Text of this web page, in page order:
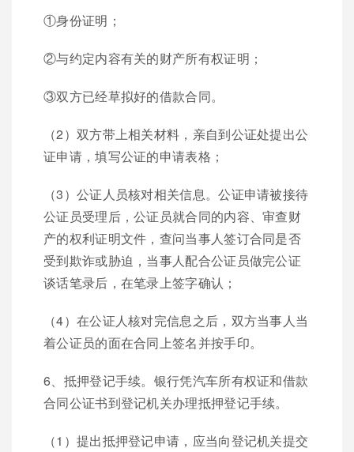
①身份证明；
②与约定内容有关的财产所有权证明；
③双方已经草拟好的借款合同。
（2）双方带上相关材料，亲自到公证处提出公
证申请，填写公证的申请表格；
（3）公证人员核对相关信息。公证申请被接待
公证员受理后，公证员就合同的内容、审查财
产的权利证明文件，查问当事人签订合同是否
受到欺诈或胁迫，当事人配合公证员做完公证
谈话笔录后，在笔录上签字确认；
（4）在公证人核对完信息之后，双方当事人当
着公证员的面在合同上签名并按手印。
6、抵押登记手续。银行凭汽车所有权证和借款
合同公证书到登记机关办理抵押登记手续。
（1）提出抵押登记申请，应当向登记机关提交